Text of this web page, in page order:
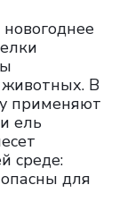
животных. В
применяют
ель
среде:
для